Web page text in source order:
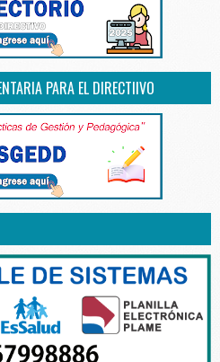
PARA EL DIRECTIIVO